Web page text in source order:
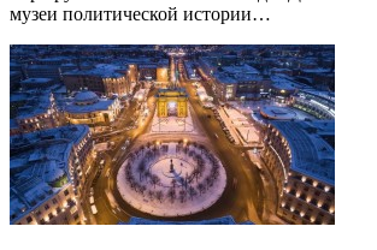
музеи политической истории…